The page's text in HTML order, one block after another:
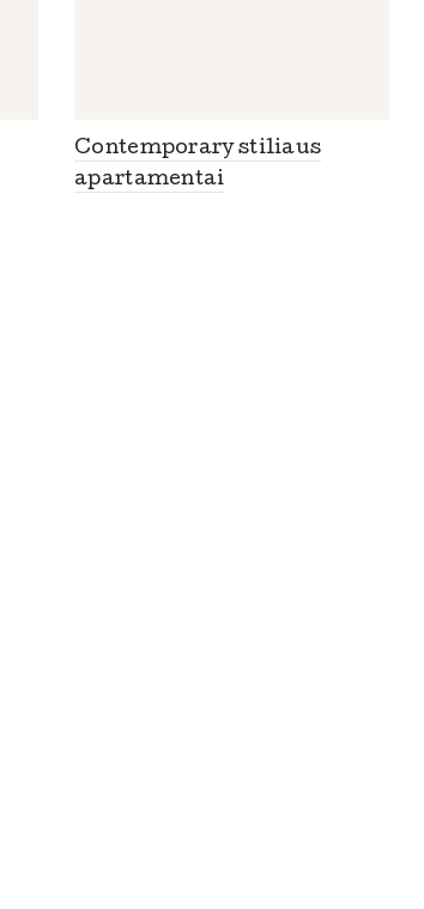
Contemporary stiliaus
apartamentai